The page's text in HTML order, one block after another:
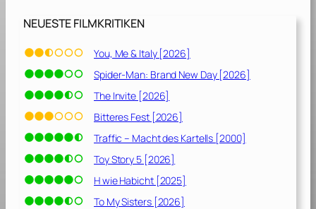
]
NEUESTE FILMKRITIKEN
You, Me & Italy [2026]
Spider-Man: Brand New Day [2026]
The Invite [2026]
Bitteres Fest [2026]
Traffic – Macht des Kartells [2000]
Toy Story 5 [2026]
H wie Habicht [2025]
To My Sisters [2026]